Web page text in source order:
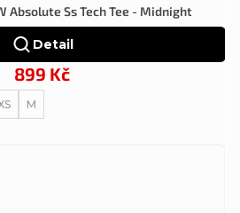
Absolute Ss Tech Tee - Midnight
899 Kč
Detail
M